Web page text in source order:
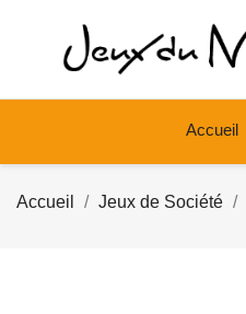
Accueil
Accueil Jeux de Société